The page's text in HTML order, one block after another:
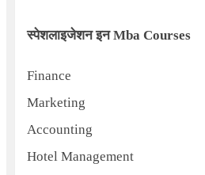
स्पेशलाइजेशन इनMba Courses
Finance
Marketing
Accounting
Hotel Management